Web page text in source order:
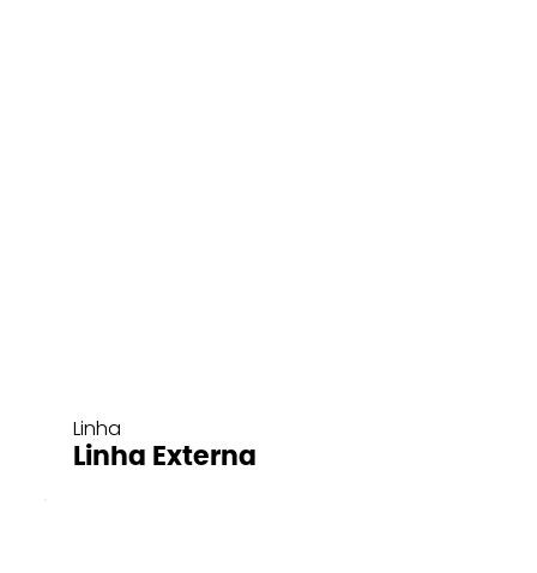
Linha
Linha Externa